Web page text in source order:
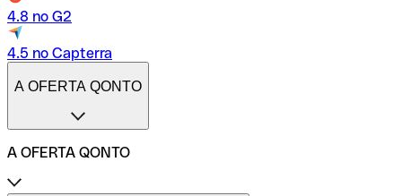
4.8 no G2
4.5 no Capterra
A OFERTA QONTO
A OFERTA QONTO